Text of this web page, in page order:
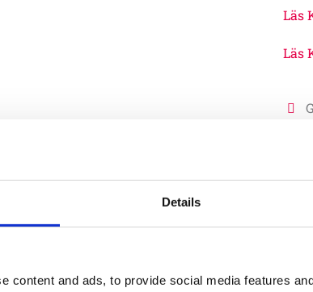
Details
content and ads, to provide social media features
Läs
Läs